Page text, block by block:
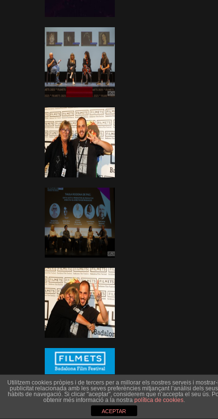
Utilitzem cookies pròpies i de tercers per a millorar els nostres serveis i
publicitat relacionada amb les seves preferències mitjançant l’anàlisi dels seus
hàbits de navegació. Si clicar "aceptar", considerem que n’accepta el seu ús.
obtenir més informació a la nostra política de cookies.
ACEPTAR